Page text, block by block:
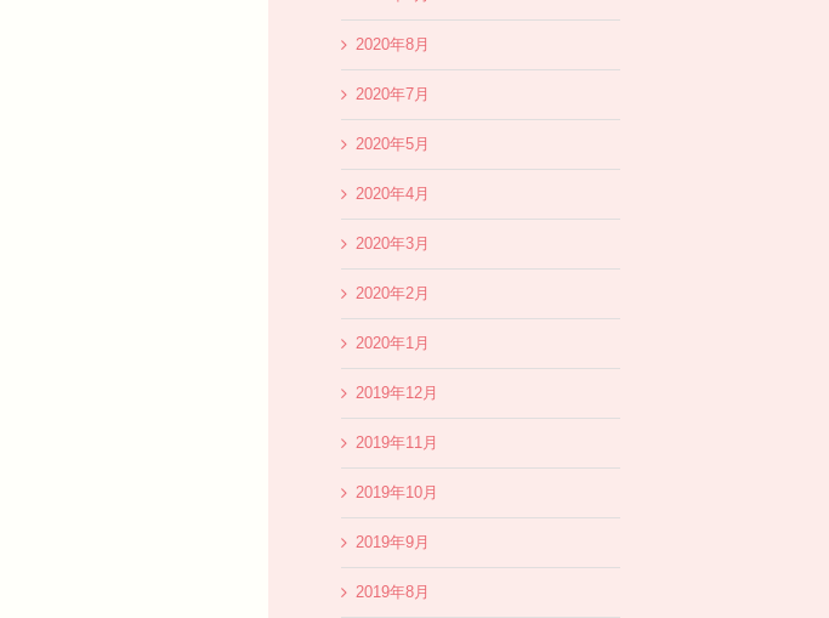
2020年8月
2020年7月
2020年5月
2020年4月
2020年3月
2020年2月
2020年1月
2019年12月
2019年11月
2019年10月
2019年9月
2019年8月